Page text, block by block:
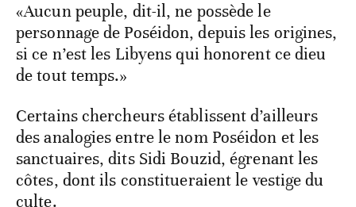
«Aucun peuple, dit-il, ne possède le
personnage de Poséidon, depuis les origines,
si ce n’est les Libyens qui honorent ce dieu
de tout temps.»
Certains chercheurs établissent d’ailleurs
des analogies entre le nom Poséidon et les
sanctuaires, dits Sidi Bouzid, égrenant les
côtes, dont ils constitueraient le vestige du
culte.